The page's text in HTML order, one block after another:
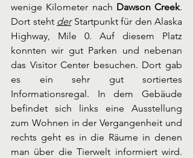
wenige Kilometer nach Dawson Creek.
Dort steht der Startpunkt für den Alaska
Highway, Mile 0. Auf diesem Platz
konnten wir gut Parken und nebenan
das Visitor Center besuchen. Dort gab
es ein sehr gut sortiertes
Informationsregal. In dem Gebäude
befindet sich links eine Ausstellung
zum Wohnen in der Vergangenheit und
rechts geht es in die Räume in denen
man über die Tierwelt informiert wird.